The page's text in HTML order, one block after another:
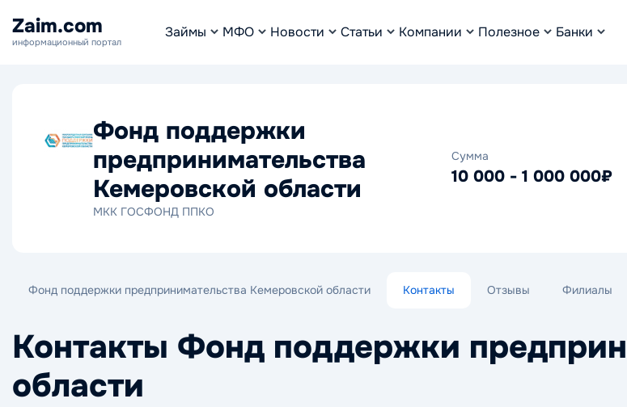
Zaim.com
информационный портал
Займы МФО Новости Статьи Компании Полезное Банки
Фонд поддержки
предпринимательства
Кемеровской области
МКК ГОСФОНД ППКО
Сумма
10 000 - 1 000 000₽
Фонд поддержки предпринимательства Кемеровской области Контакты Отзывы Филиалы
Контакты Фонд поддержки
области